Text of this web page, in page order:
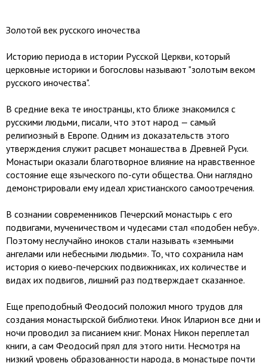
Золотой век русского иночества
Историю периода в истории Русской Церкви, который
церковные историки и богословы называют "золотым веком
русского иночества".
В средние века те иностранцы, кто ближе знакомился с
русскими людьми, писали, что этот народ — самый
религиозный в Европе. Одним из доказательств этого
утверждения служит расцвет монашества в Древней Руси.
Монастыри оказали благотворное влияние на нравственное
состояние еще языческого по-сути общества. Они наглядно
демонстрировали ему идеал христианского самоотречения.
В сознании современников Печерский монастырь с его
подвигами, мученичеством и чудесами стал «подобен небу».
Поэтому неслучайно иноков стали называть «земными
ангелами или небесными людьми». То, что сохранила нам
история о киево-печерских подвижниках, их количестве и
видах их подвигов, лишний раз подтверждает сказанное.
Еще преподобный Феодосий положил много трудов для
создания монастырской библиотеки. Инок Иларион все дни и
ночи проводил за писанием книг. Монах Никон переплетал
книги, а сам Феодосий прял для этого нити. Несмотря на
низкий уровень образованности народа, в монастыре почти